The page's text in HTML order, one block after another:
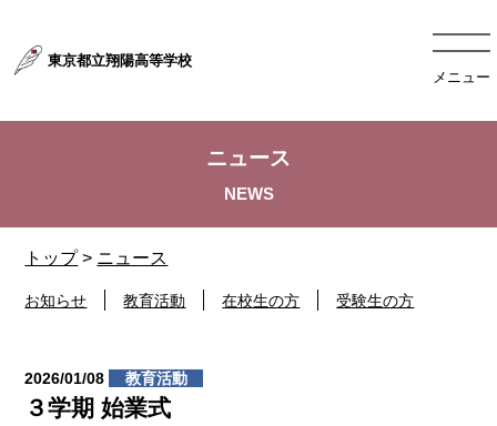
東京都立翔陽高等学校
メニュー
トップ> ニュース
ニュース
お知らせ 教育活動 在校生の方 受験生の方
2026/01/08 教育活動
３学期 始業式